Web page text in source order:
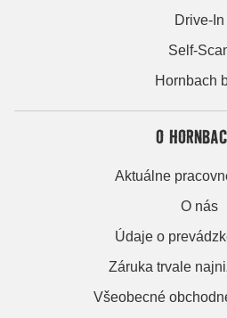
Drive-In
Self-
Hornbach
O
Aktuálne
O nás
Údaje o
Záruka trvale
Všeobecné